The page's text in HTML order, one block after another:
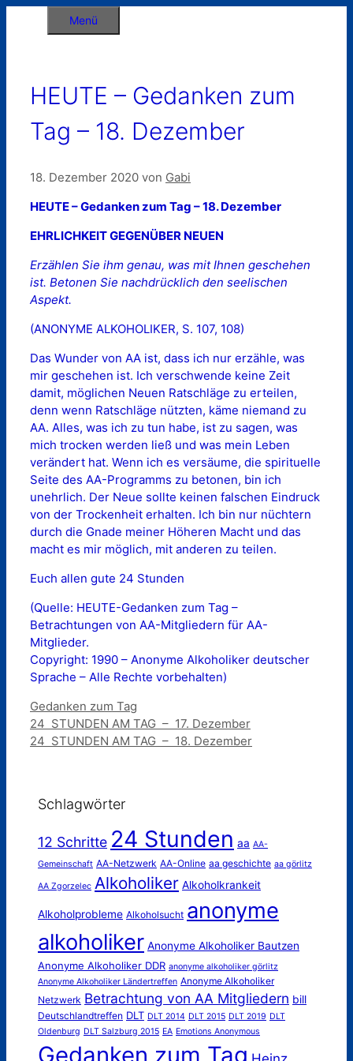
Menü
HEUTE – Gedanken zum
Tag – 18. Dezember
18. Dezember 2020 von Gabi
HEUTE – Gedanken zum Tag – 18. Dezember
EHRLICHKEIT GEGENÜBER NEUEN
Erzählen Sie ihm genau, was mit Ihnen geschehen
ist. Betonen Sie nachdrücklich den seelischen
Aspekt.
(ANONYME ALKOHOLIKER, S. 107, 108)
Das Wunder von AA ist, dass ich nur erzähle, was
mir geschehen ist. Ich verschwende keine Zeit
damit, möglichen Neuen Ratschläge zu erteilen,
denn wenn Ratschläge nützten, käme niemand zu
AA. Alles, was ich zu tun habe, ist zu sagen, was
mich trocken werden ließ und was mein Leben
verändert hat. Wenn ich es versäume, die spirituelle
Seite des AA-Programms zu betonen, bin ich
unehrlich. Der Neue sollte keinen falschen Eindruck
von der Trockenheit erhalten. Ich bin nur nüchtern
durch die Gnade meiner Höheren Macht und das
macht es mir möglich, mit anderen zu teilen.
Euch allen gute 24 Stunden
(Quelle: HEUTE-Gedanken zum Tag –
Betrachtungen von AA-Mitgliedern für AA-
Mitglieder.
Copyright: 1990 – Anonyme Alkoholiker deutscher
Sprache – Alle Rechte vorbehalten)
Kategorien
Gedanken zum Tag
24 STUNDEN AM TAG – 17. Dezember
24 STUNDEN AM TAG – 18. Dezember
Schlagwörter
12 Schritte 24 Stunden aa AA-
Gemeinschaft AA-Netzwerk AA-Online aa geschichte aa görlitz
AA Zgorzelec Alkoholiker Alkoholkrankeit
Alkoholprobleme Alkoholsucht anonyme
alkoholiker Anonyme Alkoholiker Bautzen
Anonyme Alkoholiker DDR anonyme alkoholiker görlitz
Anonyme Alkoholiker Ländertreffen Anonyme Alkoholiker
Netzwerk Betrachtung von AA Mitgliedern bill
Deutschlandtreffen DLT DLT 2014 DLT 2015 DLT 2019 DLT
Oldenburg DLT Salzburg 2015 EA Emotions Anonymous
Gedanken zum Tag